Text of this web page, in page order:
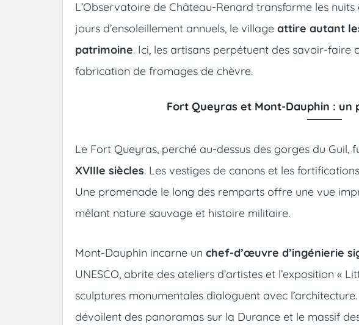
L’Observatoire de Château-Renard transforme les
jours d’ensoleillement annuels, le village attire autant
patrimoine. Ici, les artisans perpétuent des savoir-faire
fabrication de fromages de chèvre.
Fort Queyras et Mont-Dauphin : un
Le Fort Queyras, perché au-dessus des gorges du Guil,
XVIIIe siècles. Les vestiges de canons et les
Une promenade le long des remparts offre une vue
mêlant nature sauvage et histoire militaire.
Mont-Dauphin incarne un chef-d’œuvre d’ingénierie
UNESCO, abrite des ateliers d’artistes et l’exposition «
sculptures monumentales dialoguent avec
dévoilent des panoramas sur la Durance et le massif